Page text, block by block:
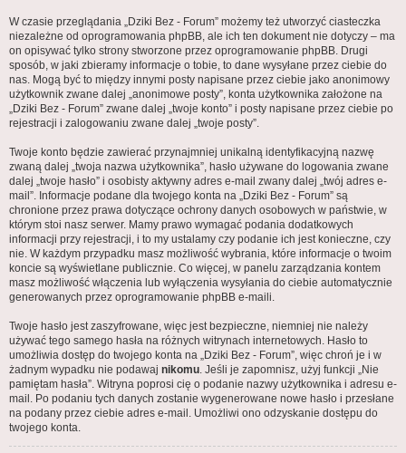
W czasie przeglądania „Dziki Bez - Forum” możemy też utworzyć ciasteczka
niezależne od oprogramowania phpBB, ale ich ten dokument nie dotyczy – ma
on opisywać tylko strony stworzone przez oprogramowanie phpBB. Drugi
sposób, w jaki zbieramy informacje o tobie, to dane wysyłane przez ciebie do
nas. Mogą być to między innymi posty napisane przez ciebie jako anonimowy
użytkownik zwane dalej „anonimowe posty”, konta użytkownika założone na
„Dziki Bez - Forum” zwane dalej „twoje konto” i posty napisane przez ciebie po
rejestracji i zalogowaniu zwane dalej „twoje posty”.
Twoje konto będzie zawierać przynajmniej unikalną identyfikacyjną nazwę
zwaną dalej „twoja nazwa użytkownika”, hasło używane do logowania zwane
dalej „twoje hasło” i osobisty aktywny adres e-mail zwany dalej „twój adres e-
mail”. Informacje podane dla twojego konta na „Dziki Bez - Forum” są
chronione przez prawa dotyczące ochrony danych osobowych w państwie, w
którym stoi nasz serwer. Mamy prawo wymagać podania dodatkowych
informacji przy rejestracji, i to my ustalamy czy podanie ich jest konieczne, czy
nie. W każdym przypadku masz możliwość wybrania, które informacje o twoim
koncie są wyświetlane publicznie. Co więcej, w panelu zarządzania kontem
masz możliwość włączenia lub wyłączenia wysyłania do ciebie automatycznie
generowanych przez oprogramowanie phpBB e-maili.
Twoje hasło jest zaszyfrowane, więc jest bezpieczne, niemniej nie należy
używać tego samego hasła na różnych witrynach internetowych. Hasło to
umożliwia dostęp do twojego konta na „Dziki Bez - Forum”, więc chroń je i w
żadnym wypadku nie podawaj nikomu. Jeśli je zapomnisz, użyj funkcji „Nie
pamiętam hasła”. Witryna poprosi cię o podanie nazwy użytkownika i adresu e-
mail. Po podaniu tych danych zostanie wygenerowane nowe hasło i przesłane
na podany przez ciebie adres e-mail. Umożliwi ono odzyskanie dostępu do
twojego konta.